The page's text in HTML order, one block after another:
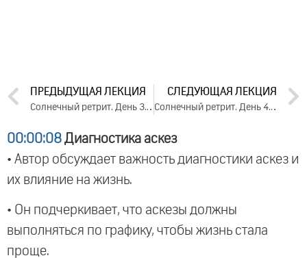
ПРЕДЫДУЩАЯ ЛЕКЦИЯ
Солнечный ретрит. День 3. Часть 3 (2024)
СЛЕДУЮЩАЯ ЛЕКЦИЯ
Солнечный ретрит. День 4. Часть 2 (2024)
00:00:08 Диагностика аскез
• Автор обсуждает важность диагностики аскез и
их влияние на жизнь.
• Он подчеркивает, что аскезы должны
выполняться по графику, чтобы жизнь стала
проще.